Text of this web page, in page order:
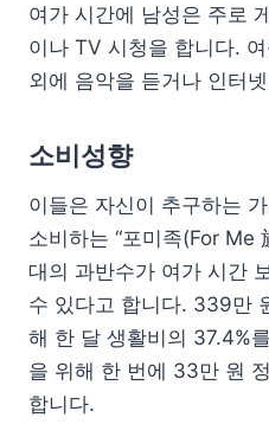
여가 시간에 남성은 주로
이나 TV 시청을 합니다.
외에 음악을 듣거나 인터
소비성향
이들은 자신이 추구하는
소비하는 “포미족(For Me
대의 과반수가 여가 시간
수 있다고 합니다. 339만
해 한 달 생활비의 37.4%
을 위해 한 번에 33만 원
합니다.